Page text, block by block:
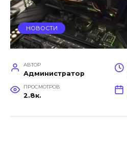
НОВОСТИ
АВТОР
Администратор
ПРОСМОТРОВ
2.8к.